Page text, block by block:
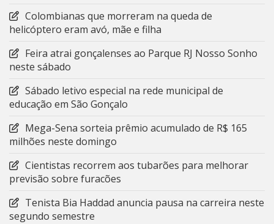
Colombianas que morreram na queda de
helicóptero eram avó, mãe e filha
Feira atrai gonçalenses ao Parque RJ Nosso Sonho
neste sábado
Sábado letivo especial na rede municipal de
educação em São Gonçalo
Mega-Sena sorteia prêmio acumulado de R$ 165
milhões neste domingo
Cientistas recorrem aos tubarões para melhorar
previsão sobre furacões
Tenista Bia Haddad anuncia pausa na carreira neste
segundo semestre